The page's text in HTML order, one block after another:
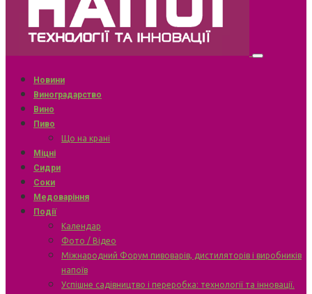
Новини
Виноградарство
Вино
Пиво
Що на крані
Міцні
Сидри
Соки
Медоваріння
Події
Календар
Фото / Відео
Міжнародний Форум пивоварів, дистиляторів і виробників
напоїв
Успішне садівництво і переробка: технології та інновації.